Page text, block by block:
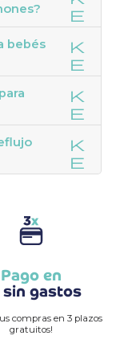
bebés
Pago en
sin gastos
compras en 3 plazos
gratuitos!